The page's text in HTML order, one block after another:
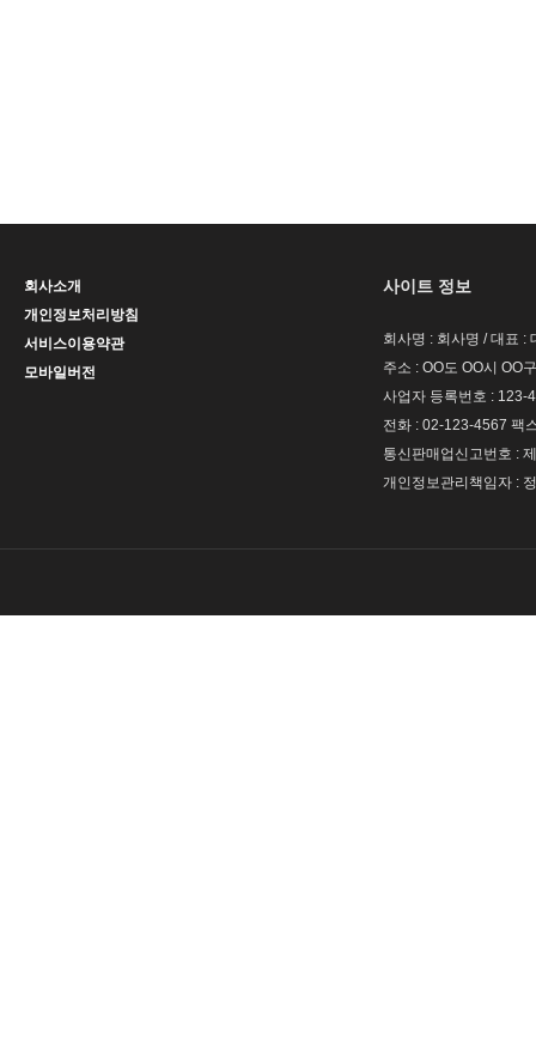
회사소개
개인정보처리방침
서비스이용약관
모바일버전
사이트 정보
회사명 : 회사명 / 대표 :
주소 : OO도 OO시 OO
사업자 등록번호 : 123-
전화 : 02-123-4567 팩
통신판매업신고번호 :
개인정보관리책임자 :